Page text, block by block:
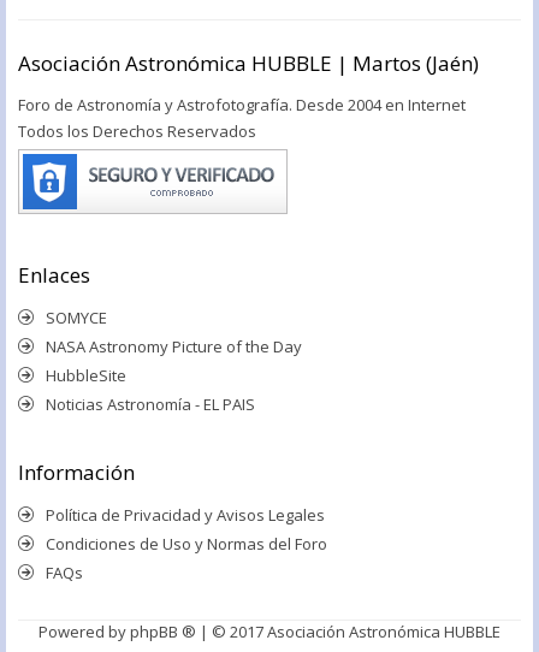
Asociación Astronómica HUBBLE | Martos (Jaén)
Foro de Astronomía y Astrofotografía. Desde 2004 en Internet
Todos los Derechos Reservados
Enlaces
SOMYCE
NASA Astronomy Picture of the Day
HubbleSite
Noticias Astronomía - EL PAIS
Información
Política de Privacidad y Avisos Legales
Condiciones de Uso y Normas del Foro
FAQs
Powered byphpBB ® | © 2017 Asociación Astronómica HUBBLE